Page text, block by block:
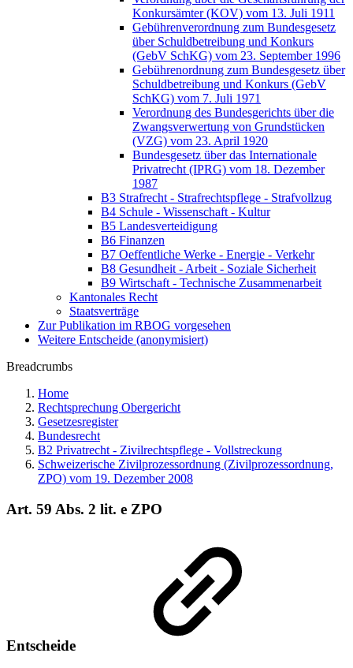
Konkursämter (KOV) vom 13. Juli 1911
Gebührenverordnung zum Bundesgesetz
über Schuldbetreibung und Konkurs
(GebV SchKG) vom 23. September 1996
Gebührenordnung zum Bundesgesetz über
Schuldbetreibung und Konkurs (GebV
SchKG) vom 7. Juli 1971
Verordnung des Bundesgerichts über die
Zwangsverwertung von Grundstücken
(VZG) vom 23. April 1920
Bundesgesetz über das Internationale
Privatrecht (IPRG) vom 18. Dezember
1987
B3 Strafrecht - Strafrechtspflege - Strafvollzug
B4 Schule - Wissenschaft - Kultur
B5 Landesverteidigung
B6 Finanzen
B7 Oeffentliche Werke - Energie - Verkehr
B8 Gesundheit - Arbeit - Soziale Sicherheit
B9 Wirtschaft - Technische Zusammenarbeit
Kantonales Recht
Staatsverträge
Zur Publikation im RBOG vorgesehen
Weitere Entscheide (anonymisiert)
Breadcrumbs
Home
Rechtsprechung Obergericht
Gesetzesregister
Bundesrecht
B2 Privatrecht - Zivilrechtspflege - Vollstreckung
Schweizerische Zivilprozessordnung (Zivilprozessordnung,
ZPO) vom 19. Dezember 2008
Art. 59 Abs. 2 lit. e ZPO
Entscheide